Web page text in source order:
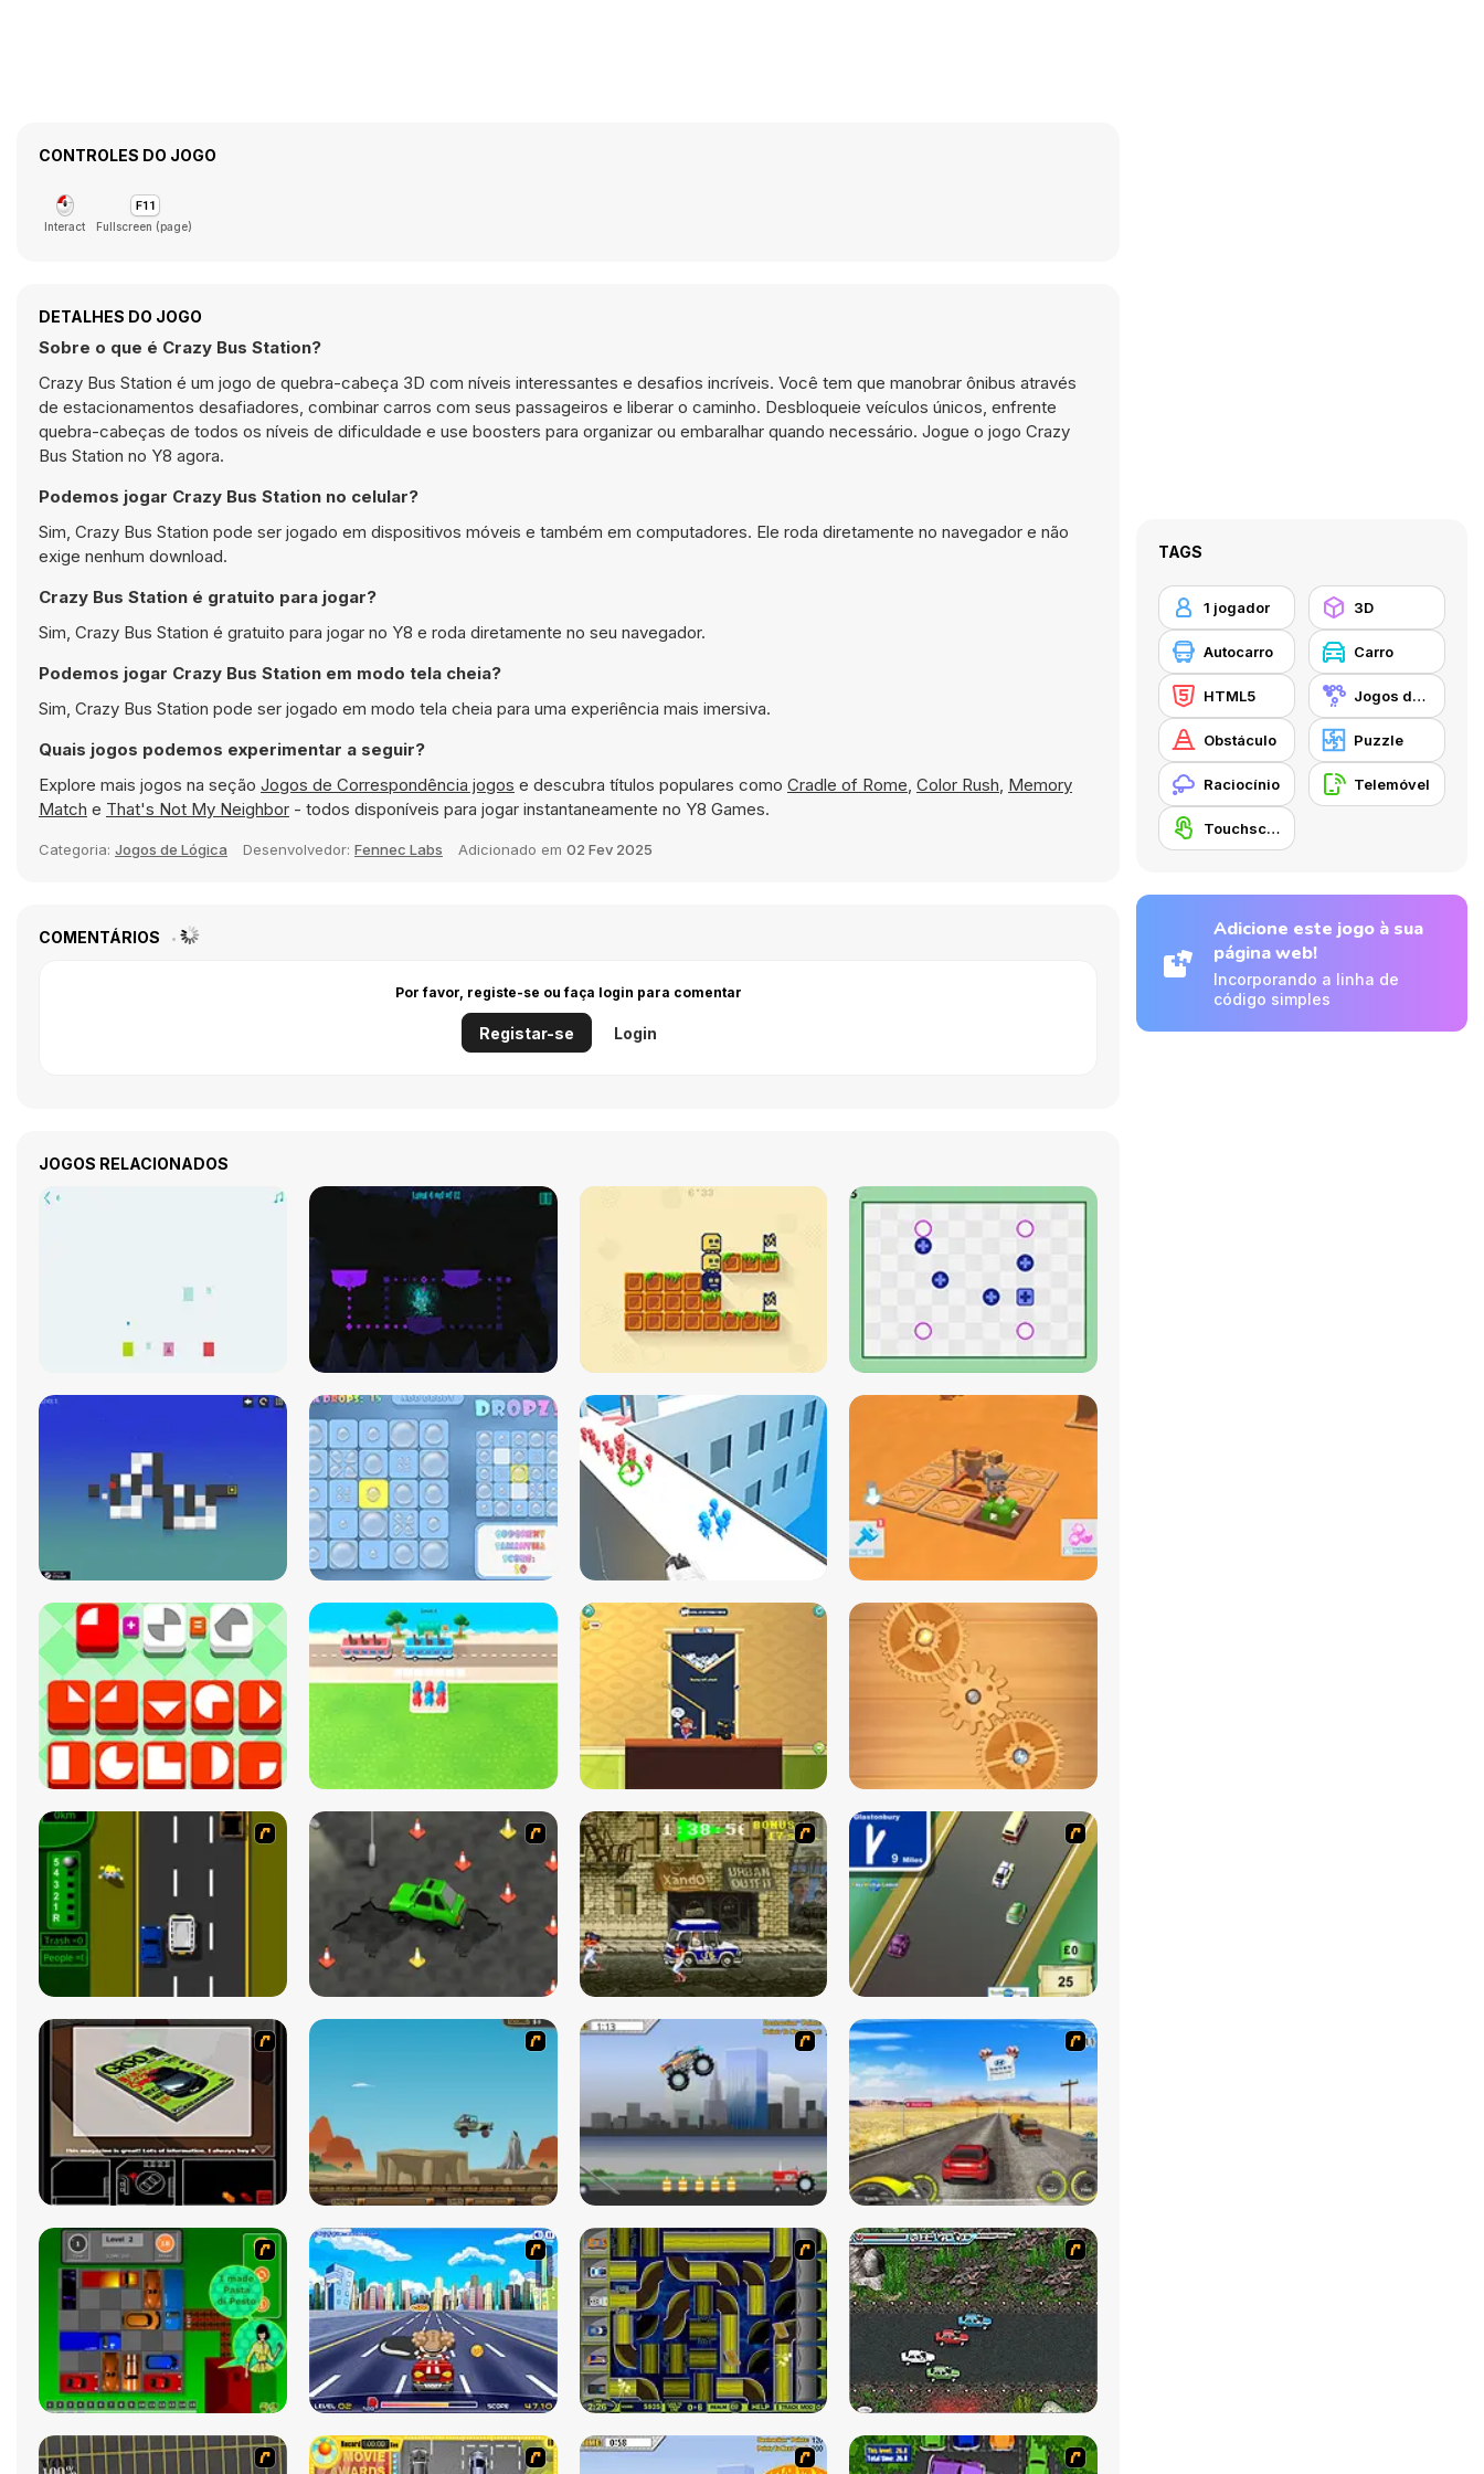
CONTROLES DO JOGO
Interact Fullscreen (page)
DETALHES DO JOGO
Sobre o que é Crazy Bus Station?
Crazy Bus Station é um jogo de quebra-cabeça 3D com níveis interessantes e desafios incríveis. Você tem que manobrar ônibus através
de estacionamentos desafiadores, combinar carros com seus passageiros e liberar o caminho. Desbloqueie veículos únicos, enfrente
quebra-cabeças de todos os níveis de dificuldade e use boosters para organizar ou embaralhar quando necessário. Jogue o jogo Crazy
Bus Station no Y8 agora.
Podemos jogar Crazy Bus Station no celular?
Sim, Crazy Bus Station pode ser jogado em dispositivos móveis e também em computadores. Ele roda diretamente no navegador e não
exige nenhum download.
Crazy Bus Station é gratuito para jogar?
Sim, Crazy Bus Station é gratuito para jogar no Y8 e roda diretamente no seu navegador.
Podemos jogar Crazy Bus Station em modo tela cheia?
Sim, Crazy Bus Station pode ser jogado em modo tela cheia para uma experiência mais imersiva.
Quais jogos podemos experimentar a seguir?
Explore mais jogos na seção Jogos de Correspondência jogos e descubra títulos populares como Cradle of Rome, Color Rush, Memory
Match e That's Not My Neighbor - todos disponíveis para jogar instantaneamente no Y8 Games.
Categoria: Jogos de Lógica Desenvolvedor: Fennec Labs Adicionado em 02 Fev 2025
COMENTÁRIOS
Por favor, registe-se ou faça login para comentar
Registar-se Login
JOGOS RELACIONADOS
TAGS
1 jogador 3D
Autocarro Carro
HTML5 Jogos de Correspondência
Obstáculo Puzzle
Raciocínio Telemóvel
Touchscreen
Adicione este jogo à sua
página web!
Incorporando a linha de
código simples